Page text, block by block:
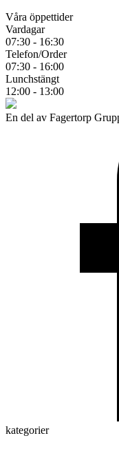
Våra öppettider
Vardagar
07:30 - 16:30
Telefon/Order
07:30 - 16:00
Lunchstängt
12:00 - 13:00
En del av Fagertorp
kategorier